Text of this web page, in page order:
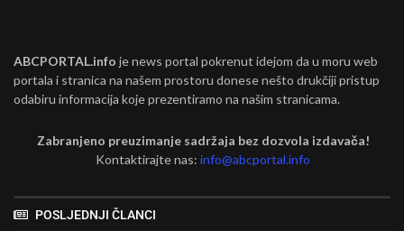
ABCPORTAL.info je news portal pokrenut idejom da u moru web
portala i stranica na našem prostoru donese nešto drukčiji pristup
odabiru informacija koje prezentiramo na našim stranicama.
Zabranjeno preuzimanje sadržaja bez dozvola izdavača!
Kontaktirajte nas:info@abcportal.info
POSLJEDNJI ČLANCI